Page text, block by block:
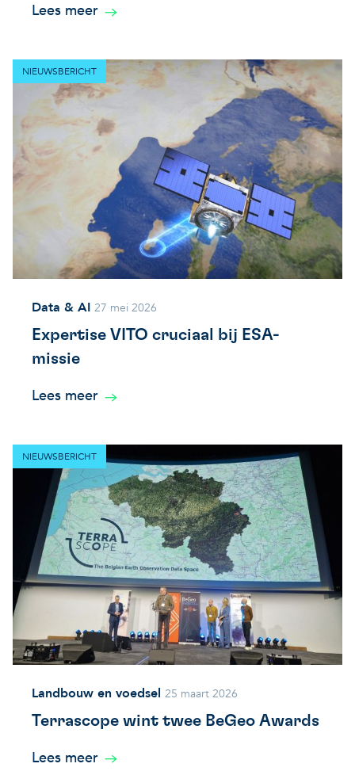
Lees meer
NIEUWSBERICHT
Data & AI 27 mei 2026
Expertise VITO cruciaal bij ESA-
missie
Lees meer
NIEUWSBERICHT
Landbouw en voedsel 25 maart 2026
Terrascope wint twee BeGeo Awards
Lees meer